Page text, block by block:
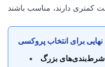
شرط‌بندی‌های بزرگ (Bet365، Pinnacle،